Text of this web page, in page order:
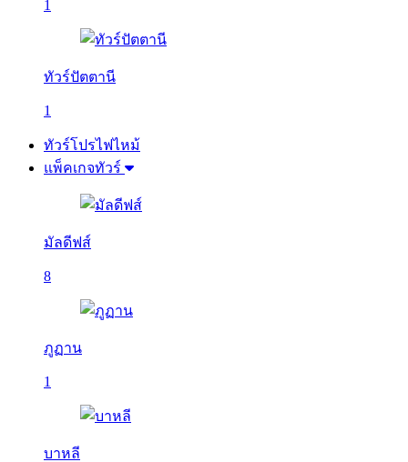
1
ทัวร์ปัตตานี
1
ทัวร์โปรไฟไหม้
แพ็คเกจทัวร์
มัลดีฟส์
8
ภูฏาน
1
บาหลี